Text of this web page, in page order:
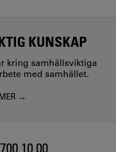
KUNSKAP
kring samhällsviktiga
med samhället.
10 00